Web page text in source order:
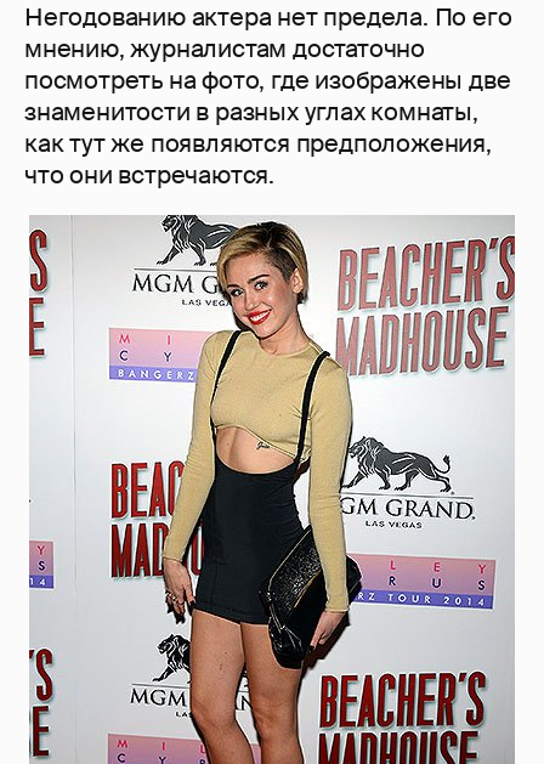
Негодованию актера нет предела. По его
мнению, журналистам достаточно
посмотреть на фото, где изображены две
знаменитости в разных углах комнаты,
как тут же появляются предположения,
что они встречаются.